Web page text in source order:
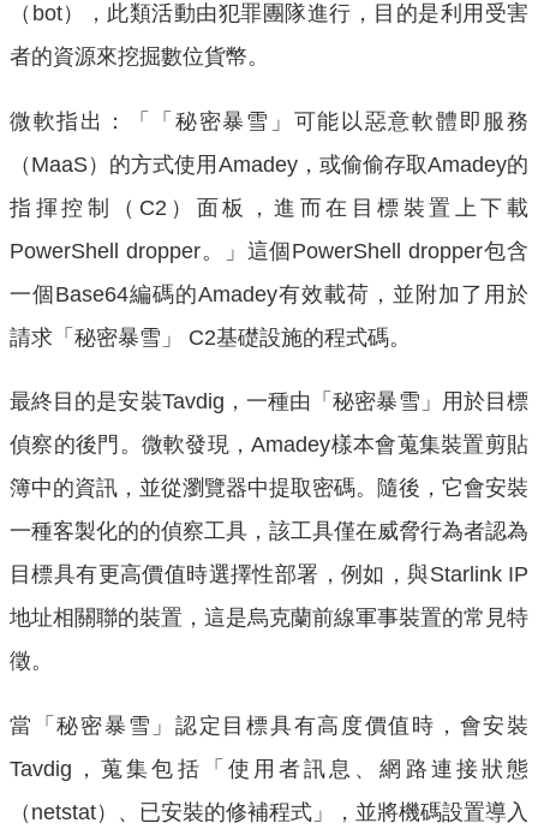
（bot），此類活動由犯罪團隊進行，目的是利用受害
者的資源來挖掘數位貨幣。
微軟指出：「「秘密暴雪」可能以惡意軟體即服務
（MaaS）的方式使用Amadey，或偷偷存取Amadey的
指揮控制（C2）面板，進而在目標裝置上下載
PowerShell dropper。」這個PowerShell dropper包含
一個Base64編碼的Amadey有效載荷，並附加了用於
請求「秘密暴雪」 C2基礎設施的程式碼。
最終目的是安裝Tavdig，一種由「秘密暴雪」用於目標
偵察的後門。微軟發現，Amadey樣本會蒐集裝置剪貼
簿中的資訊，並從瀏覽器中提取密碼。隨後，它會安裝
一種客製化的的偵察工具，該工具僅在威脅行為者認為
目標具有更高價值時選擇性部署，例如，與Starlink IP
地址相關聯的裝置，這是烏克蘭前線軍事裝置的常見特
徵。
當「秘密暴雪」認定目標具有高度價值時，會安裝
Tavdig，蒐集包括「使用者訊息、網路連接狀態
（netstat）、已安裝的修補程式」，並將機碼設置導入